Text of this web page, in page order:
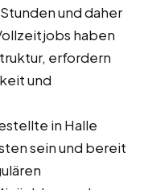
und daher
haben
erfordern
und
in Halle
sein und bereit